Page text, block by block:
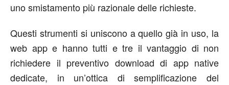
uno smistamento più razionale delle richieste.
Questi strumenti si uniscono a quello già in uso, la
web app e hanno tutti e tre il vantaggio di non
richiedere il preventivo download di app native
dedicate, in un’ottica di semplificazione del